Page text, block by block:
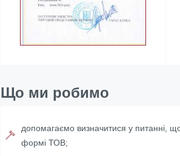
Що ми робимо
допомагаємо визначитися у питанні,
формі ТОВ;